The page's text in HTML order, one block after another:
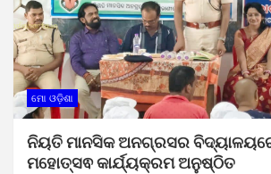
ମୋ ଓଡ଼ିଶା
ନିୟତି ମାନସିକ ଅନଗ୍ରସର
ମହୋତ୍ସଵ କାର୍ଯ୍ୟକ୍ରମ ଅନୁଷ୍ଠିତ